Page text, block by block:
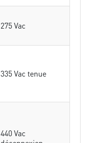
275 Vac
335 Vac tenue
440 Vac